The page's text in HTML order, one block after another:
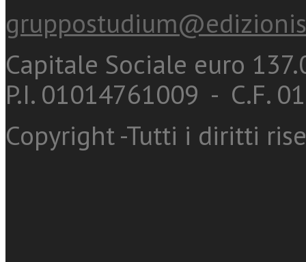
Capitale Sociale euro
P.I. 01014761009 - C.F.
Copyright -Tutti i diritti